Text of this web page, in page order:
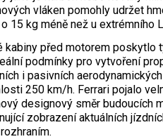
vláken pomohly udržet
15 kg méně než u extrémního
kabiny před motorem poskytlo
podmínky pro vytvoření
i pasivních
250 km/h. Ferrari pojalo
designový směr budoucích
zobrazení aktuálních